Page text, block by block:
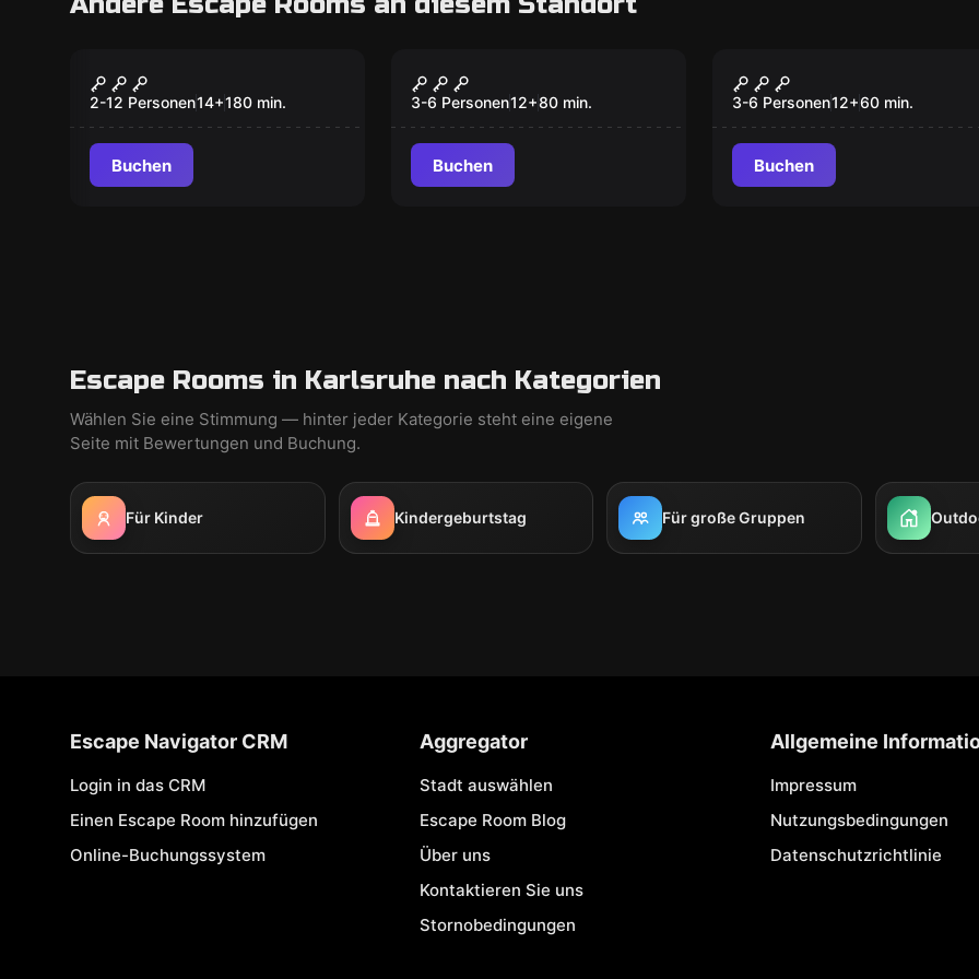
Das Elixier der Macht
2-12 Personen14+180 min.
Buchen
Time Unit 49°N
3-6 Personen12+80 min.
Buchen
Das fünfte Element
3-6 Personen12+60 min.
Buchen
Escape Rooms in Karlsruhe nach Kategorien
Wählen Sie eine Stimmung — hinter jeder Kategorie steht eine eigene
Seite mit Bewertungen und Buchung.
Für Kinder Kindergeburtstag Für große Gruppen
Escape Navigator CRM
Login in das CRM
Einen Escape Room hinzufügen
Online-Buchungssystem
Aggregator
Stadt auswählen
Escape Room Blog
Über uns
Kontaktieren Sie uns
Stornobedingungen
Allgemeine
Impressum
Nutzungsbedingungen
Datenschutzrichtlinie